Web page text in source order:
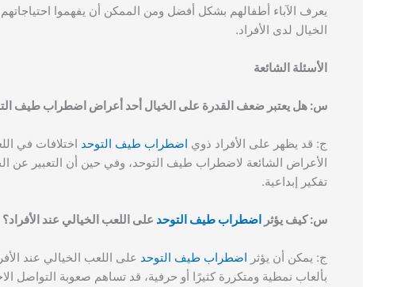
يعرف الآباء أطفالهم بشكل أفضل ومن الممكن أن يفهموا احتياجاتهم
الخيال لدى الأفراد.
الأسئلة الشائعة
س: هل يعتبر ضعف القدرة على الخيال أحد أعراض اضطراب طيف
ج: قد يظهر على الأفراد ذوي اضطراب طيف التوحد اختلافات في
الأعراض الشائعة لاضطراب طيف التوحد، وفي حين أن التعبير عن
تفكير إبداعية.
س: كيف يؤثر اضطراب طيف التوحد على اللعب الخيالي عند الأفراد؟
ج: يمكن أن يؤثر اضطراب طيف التوحد على اللعب الخيالي عند
بألعاب نمطية ومتكررة كثيرًا أو حرفية، قد تساهم صعوبة التواصل